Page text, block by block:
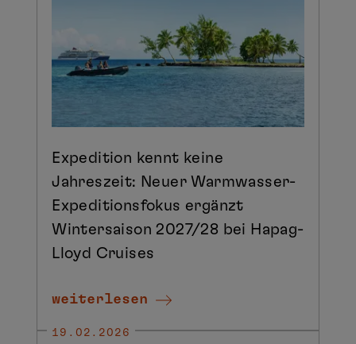
Expedition kennt keine
Jahreszeit: Neuer Warmwasser-
Expeditionsfokus ergänzt
Wintersaison 2027/28 bei Hapag-
Lloyd Cruises
weiterlesen
19.02.2026